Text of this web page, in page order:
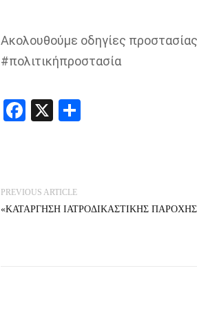
Ακολουθούμε οδηγίες
#πολιτικήπροστασία
Facebook
X Share
PREVIOUS ARTICLE
«ΚΑΤΑΡΓΗΣΗ ΙΑΤΡΟΔΙΚΑΣΤΙΚΗΣ